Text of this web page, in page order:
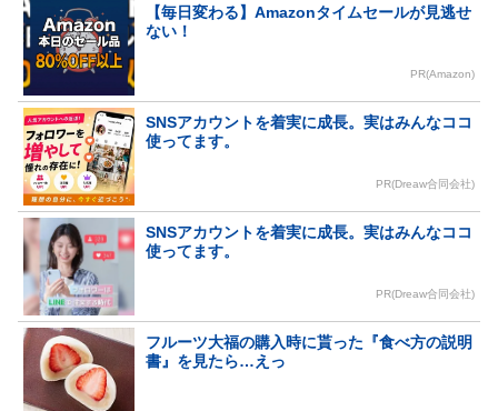
【毎日変わる】Amazonタイムセールが見逃せ
ない！
PR(Amazon)
SNSアカウントを着実に成長。実はみんなココ
使ってます。
PR(Dreaw合同会社)
SNSアカウントを着実に成長。実はみんなココ
使ってます。
PR(Dreaw合同会社)
フルーツ大福の購入時に貰った『食べ方の説明
書』を見たら…えっ